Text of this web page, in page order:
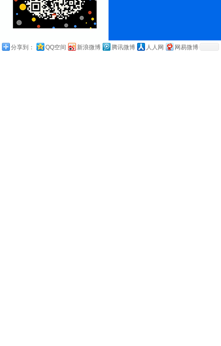
分享到： QQ空间 新浪微博 腾讯微博 人人网 网易微博